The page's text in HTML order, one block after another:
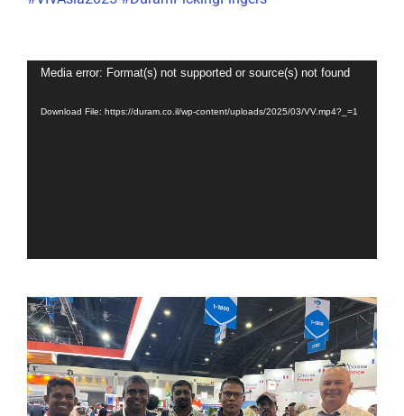
Video
Media error: Format(s) not supported or source(s) not found
Download File: https://duram.co.il/wp-content/uploads/2025/03/VV.mp4?_=1